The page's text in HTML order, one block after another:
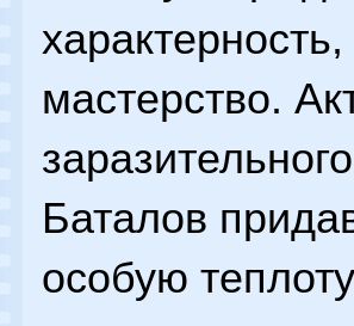
мастерство.
Баталов
особую